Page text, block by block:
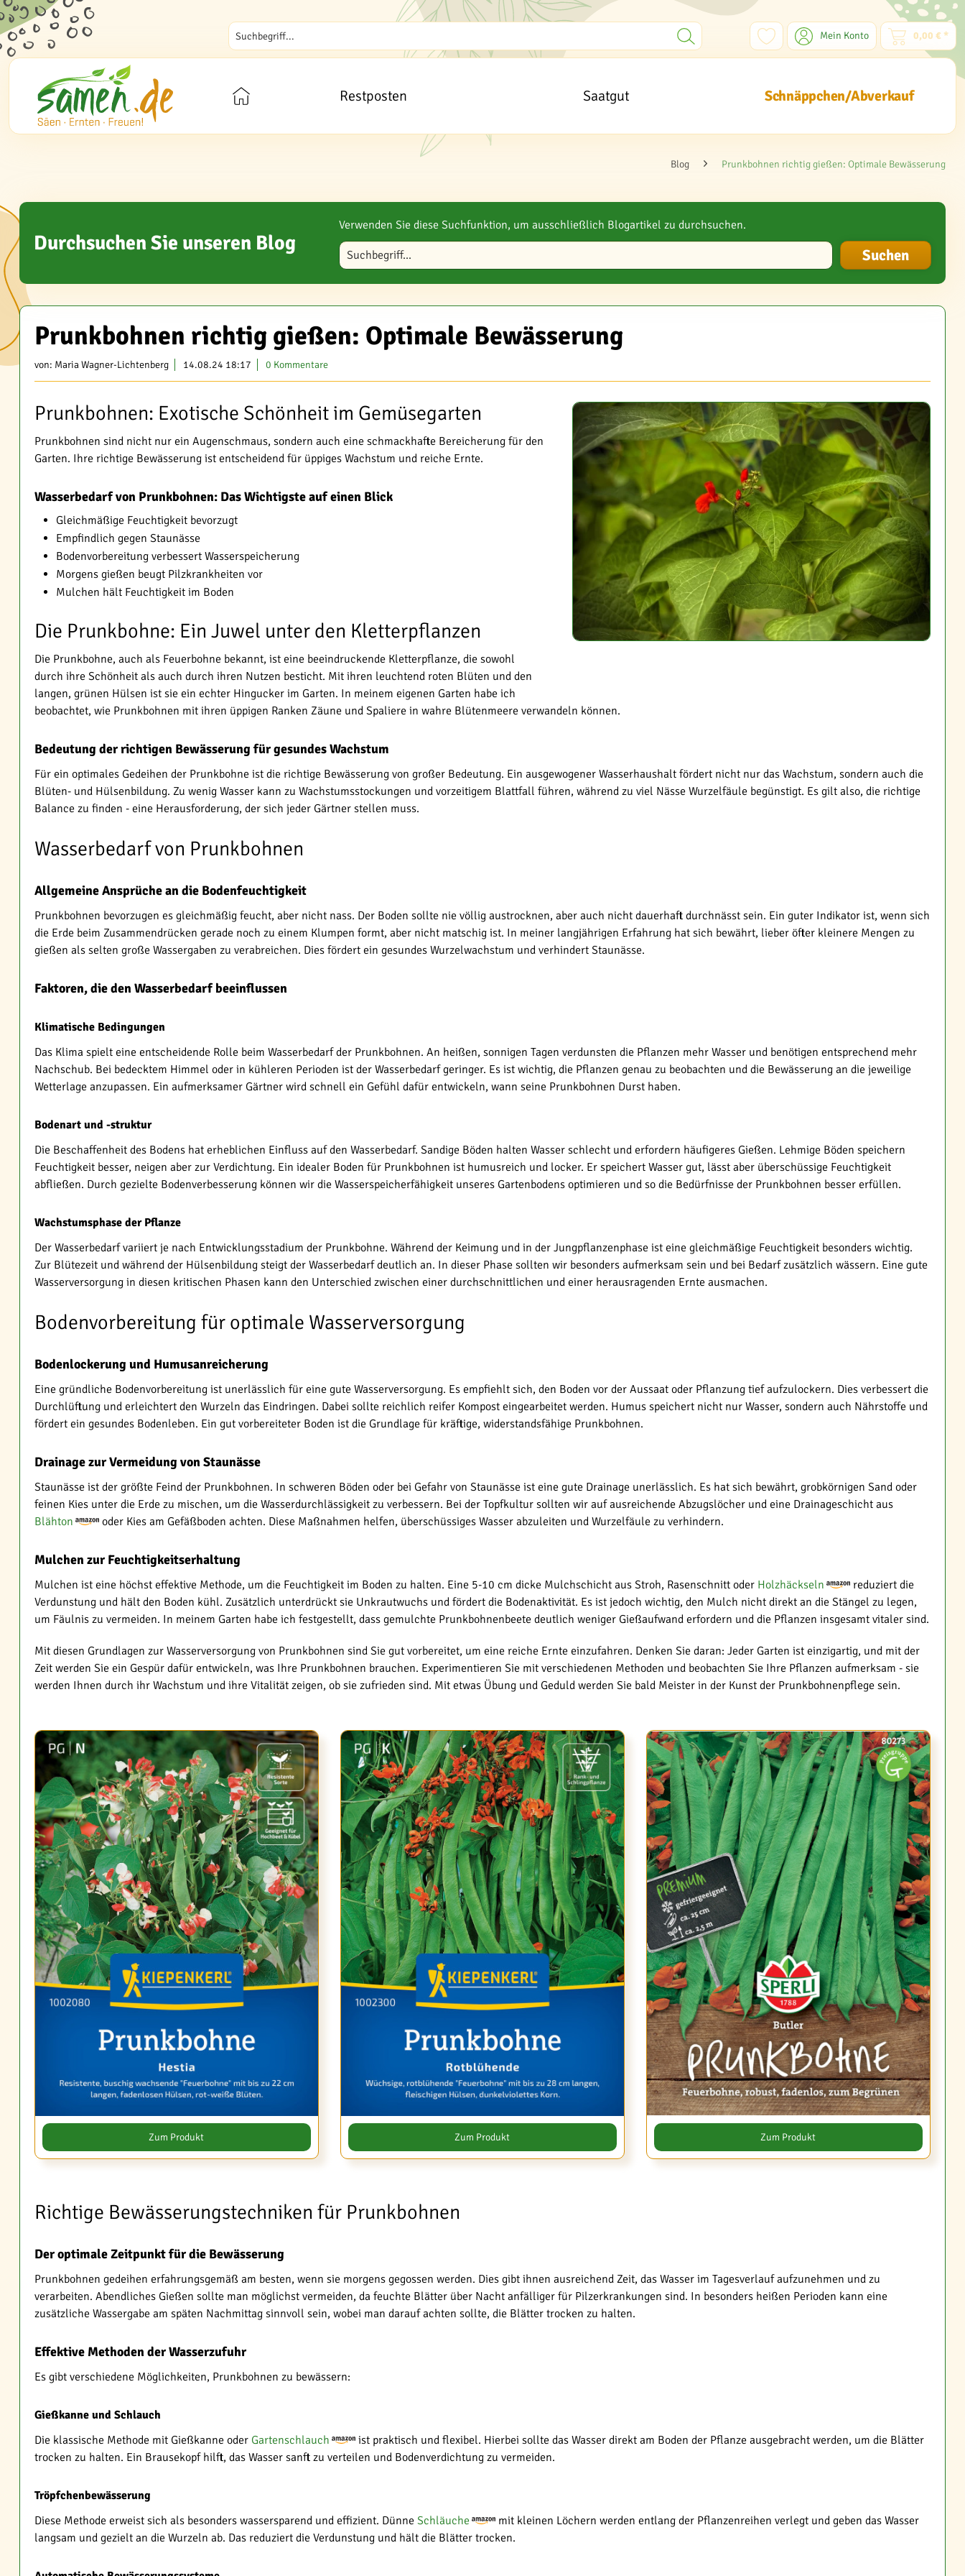
Mein Konto 0,00 € *
Restposten Saatgut Schnäppchen/Abverkauf
Blog Prunkbohnen richtig gießen: Optimale Bewässerung
Durchsuchen Sie unseren Blog
Verwenden Sie diese Suchfunktion, um ausschließlich Blogartikel zu durchsuchen.
Blog durchsuchen
Prunkbohnen richtig gießen: Optimale Bewässerung
von: Maria Wagner-Lichtenberg 14.08.24 18:17 0 Kommentare
Prunkbohnen: Exotische Schönheit im Gemüsegarten
Prunkbohnen sind nicht nur ein Augenschmaus, sondern auch eine schmackhafte Bereicherung für den
Garten. Ihre richtige Bewässerung ist entscheidend für üppiges Wachstum und reiche Ernte.
Wasserbedarf von Prunkbohnen: Das Wichtigste auf einen Blick
Gleichmäßige Feuchtigkeit bevorzugt
Empfindlich gegen Staunässe
Bodenvorbereitung verbessert Wasserspeicherung
Morgens gießen beugt Pilzkrankheiten vor
Mulchen hält Feuchtigkeit im Boden
Die Prunkbohne: Ein Juwel unter den Kletterpflanzen
Die Prunkbohne, auch als Feuerbohne bekannt, ist eine beeindruckende Kletterpflanze, die sowohl
durch ihre Schönheit als auch durch ihren Nutzen besticht. Mit ihren leuchtend roten Blüten und den
langen, grünen Hülsen ist sie ein echter Hingucker im Garten. In meinem eigenen Garten habe ich
beobachtet, wie Prunkbohnen mit ihren üppigen Ranken Zäune und Spaliere in wahre Blütenmeere verwandeln können.
Bedeutung der richtigen Bewässerung für gesundes Wachstum
Für ein optimales Gedeihen der Prunkbohne ist die richtige Bewässerung von großer Bedeutung. Ein ausgewogener Wasserhaushalt fördert nicht nur das Wachstum, sondern auch die
Blüten- und Hülsenbildung. Zu wenig Wasser kann zu Wachstumsstockungen und vorzeitigem Blattfall führen, während zu viel Nässe Wurzelfäule begünstigt. Es gilt also, die richtige
Balance zu finden - eine Herausforderung, der sich jeder Gärtner stellen muss.
Wasserbedarf von Prunkbohnen
Allgemeine Ansprüche an die Bodenfeuchtigkeit
Prunkbohnen bevorzugen es gleichmäßig feucht, aber nicht nass. Der Boden sollte nie völlig austrocknen, aber auch nicht dauerhaft durchnässt sein. Ein guter Indikator ist, wenn sich
die Erde beim Zusammendrücken gerade noch zu einem Klumpen formt, aber nicht matschig ist. In meiner langjährigen Erfahrung hat sich bewährt, lieber öfter kleinere Mengen zu
gießen als selten große Wassergaben zu verabreichen. Dies fördert ein gesundes Wurzelwachstum und verhindert Staunässe.
Faktoren, die den Wasserbedarf beeinflussen
Klimatische Bedingungen
Das Klima spielt eine entscheidende Rolle beim Wasserbedarf der Prunkbohnen. An heißen, sonnigen Tagen verdunsten die Pflanzen mehr Wasser und benötigen entsprechend mehr
Nachschub. Bei bedecktem Himmel oder in kühleren Perioden ist der Wasserbedarf geringer. Es ist wichtig, die Pflanzen genau zu beobachten und die Bewässerung an die jeweilige
Wetterlage anzupassen. Ein aufmerksamer Gärtner wird schnell ein Gefühl dafür entwickeln, wann seine Prunkbohnen Durst haben.
Bodenart und -struktur
Die Beschaffenheit des Bodens hat erheblichen Einfluss auf den Wasserbedarf. Sandige Böden halten Wasser schlecht und erfordern häufigeres Gießen. Lehmige Böden speichern
Feuchtigkeit besser, neigen aber zur Verdichtung. Ein idealer Boden für Prunkbohnen ist humusreich und locker. Er speichert Wasser gut, lässt aber überschüssige Feuchtigkeit
abfließen. Durch gezielte Bodenverbesserung können wir die Wasserspeicherfähigkeit unseres Gartenbodens optimieren und so die Bedürfnisse der Prunkbohnen besser erfüllen.
Wachstumsphase der Pflanze
Der Wasserbedarf variiert je nach Entwicklungsstadium der Prunkbohne. Während der Keimung und in der Jungpflanzenphase ist eine gleichmäßige Feuchtigkeit besonders wichtig.
Zur Blütezeit und während der Hülsenbildung steigt der Wasserbedarf deutlich an. In dieser Phase sollten wir besonders aufmerksam sein und bei Bedarf zusätzlich wässern. Eine gute
Wasserversorgung in diesen kritischen Phasen kann den Unterschied zwischen einer durchschnittlichen und einer herausragenden Ernte ausmachen.
Bodenvorbereitung für optimale Wasserversorgung
Bodenlockerung und Humusanreicherung
Eine gründliche Bodenvorbereitung ist unerlässlich für eine gute Wasserversorgung. Es empfiehlt sich, den Boden vor der Aussaat oder Pflanzung tief aufzulockern. Dies verbessert die
Durchlüftung und erleichtert den Wurzeln das Eindringen. Dabei sollte reichlich reifer Kompost eingearbeitet werden. Humus speichert nicht nur Wasser, sondern auch Nährstoffe und
fördert ein gesundes Bodenleben. Ein gut vorbereiteter Boden ist die Grundlage für kräftige, widerstandsfähige Prunkbohnen.
Drainage zur Vermeidung von Staunässe
Staunässe ist der größte Feind der Prunkbohnen. In schweren Böden oder bei Gefahr von Staunässe ist eine gute Drainage unerlässlich. Es hat sich bewährt, grobkörnigen Sand oder
feinen Kies unter die Erde zu mischen, um die Wasserdurchlässigkeit zu verbessern. Bei der Topfkultur sollten wir auf ausreichende Abzugslöcher und eine Drainageschicht aus
Blähton
oder Kies am Gefäßboden achten. Diese Maßnahmen helfen, überschüssiges Wasser abzuleiten und Wurzelfäule zu verhindern.
Mulchen zur Feuchtigkeitserhaltung
Mulchen ist eine höchst effektive Methode, um die Feuchtigkeit im Boden zu halten. Eine 5-10 cm dicke Mulchschicht aus Stroh, Rasenschnitt oder Holzhäckseln
reduziert die
Verdunstung und hält den Boden kühl. Zusätzlich unterdrückt sie Unkrautwuchs und fördert die Bodenaktivität. Es ist jedoch wichtig, den Mulch nicht direkt an die Stängel zu legen,
um Fäulnis zu vermeiden. In meinem Garten habe ich festgestellt, dass gemulchte Prunkbohnenbeete deutlich weniger Gießaufwand erfordern und die Pflanzen insgesamt vitaler sind.
Mit diesen Grundlagen zur Wasserversorgung von Prunkbohnen sind Sie gut vorbereitet, um eine reiche Ernte einzufahren. Denken Sie daran: Jeder Garten ist einzigartig, und mit der
Zeit werden Sie ein Gespür dafür entwickeln, was Ihre Prunkbohnen brauchen. Experimentieren Sie mit verschiedenen Methoden und beobachten Sie Ihre Pflanzen aufmerksam - sie
werden Ihnen durch ihr Wachstum und ihre Vitalität zeigen, ob sie zufrieden sind. Mit etwas Übung und Geduld werden Sie bald Meister in der Kunst der Prunkbohnenpflege sein.
Zum Produkt Zum Produkt Zum Produkt
Richtige Bewässerungstechniken für Prunkbohnen
Der optimale Zeitpunkt für die Bewässerung
Prunkbohnen gedeihen erfahrungsgemäß am besten, wenn sie morgens gegossen werden. Dies gibt ihnen ausreichend Zeit, das Wasser im Tagesverlauf aufzunehmen und zu
verarbeiten. Abendliches Gießen sollte man möglichst vermeiden, da feuchte Blätter über Nacht anfälliger für Pilzerkrankungen sind. In besonders heißen Perioden kann eine
zusätzliche Wassergabe am späten Nachmittag sinnvoll sein, wobei man darauf achten sollte, die Blätter trocken zu halten.
Effektive Methoden der Wasserzufuhr
Es gibt verschiedene Möglichkeiten, Prunkbohnen zu bewässern:
Gießkanne und Schlauch
Die klassische Methode mit Gießkanne oder Gartenschlauch
ist praktisch und flexibel. Hierbei sollte das Wasser direkt am Boden der Pflanze ausgebracht werden, um die Blätter
trocken zu halten. Ein Brausekopf hilft, das Wasser sanft zu verteilen und Bodenverdichtung zu vermeiden.
Tröpfchenbewässerung
Diese Methode erweist sich als besonders wassersparend und effizient. Dünne Schläuche
mit kleinen Löchern werden entlang der Pflanzenreihen verlegt und geben das Wasser
langsam und gezielt an die Wurzeln ab. Das reduziert die Verdunstung und hält die Blätter trocken.